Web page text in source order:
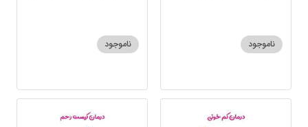
ناموجود
شربت حیات، کندر
ناموجود